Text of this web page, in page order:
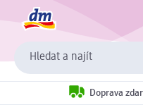
Hledat a najít
Doprava